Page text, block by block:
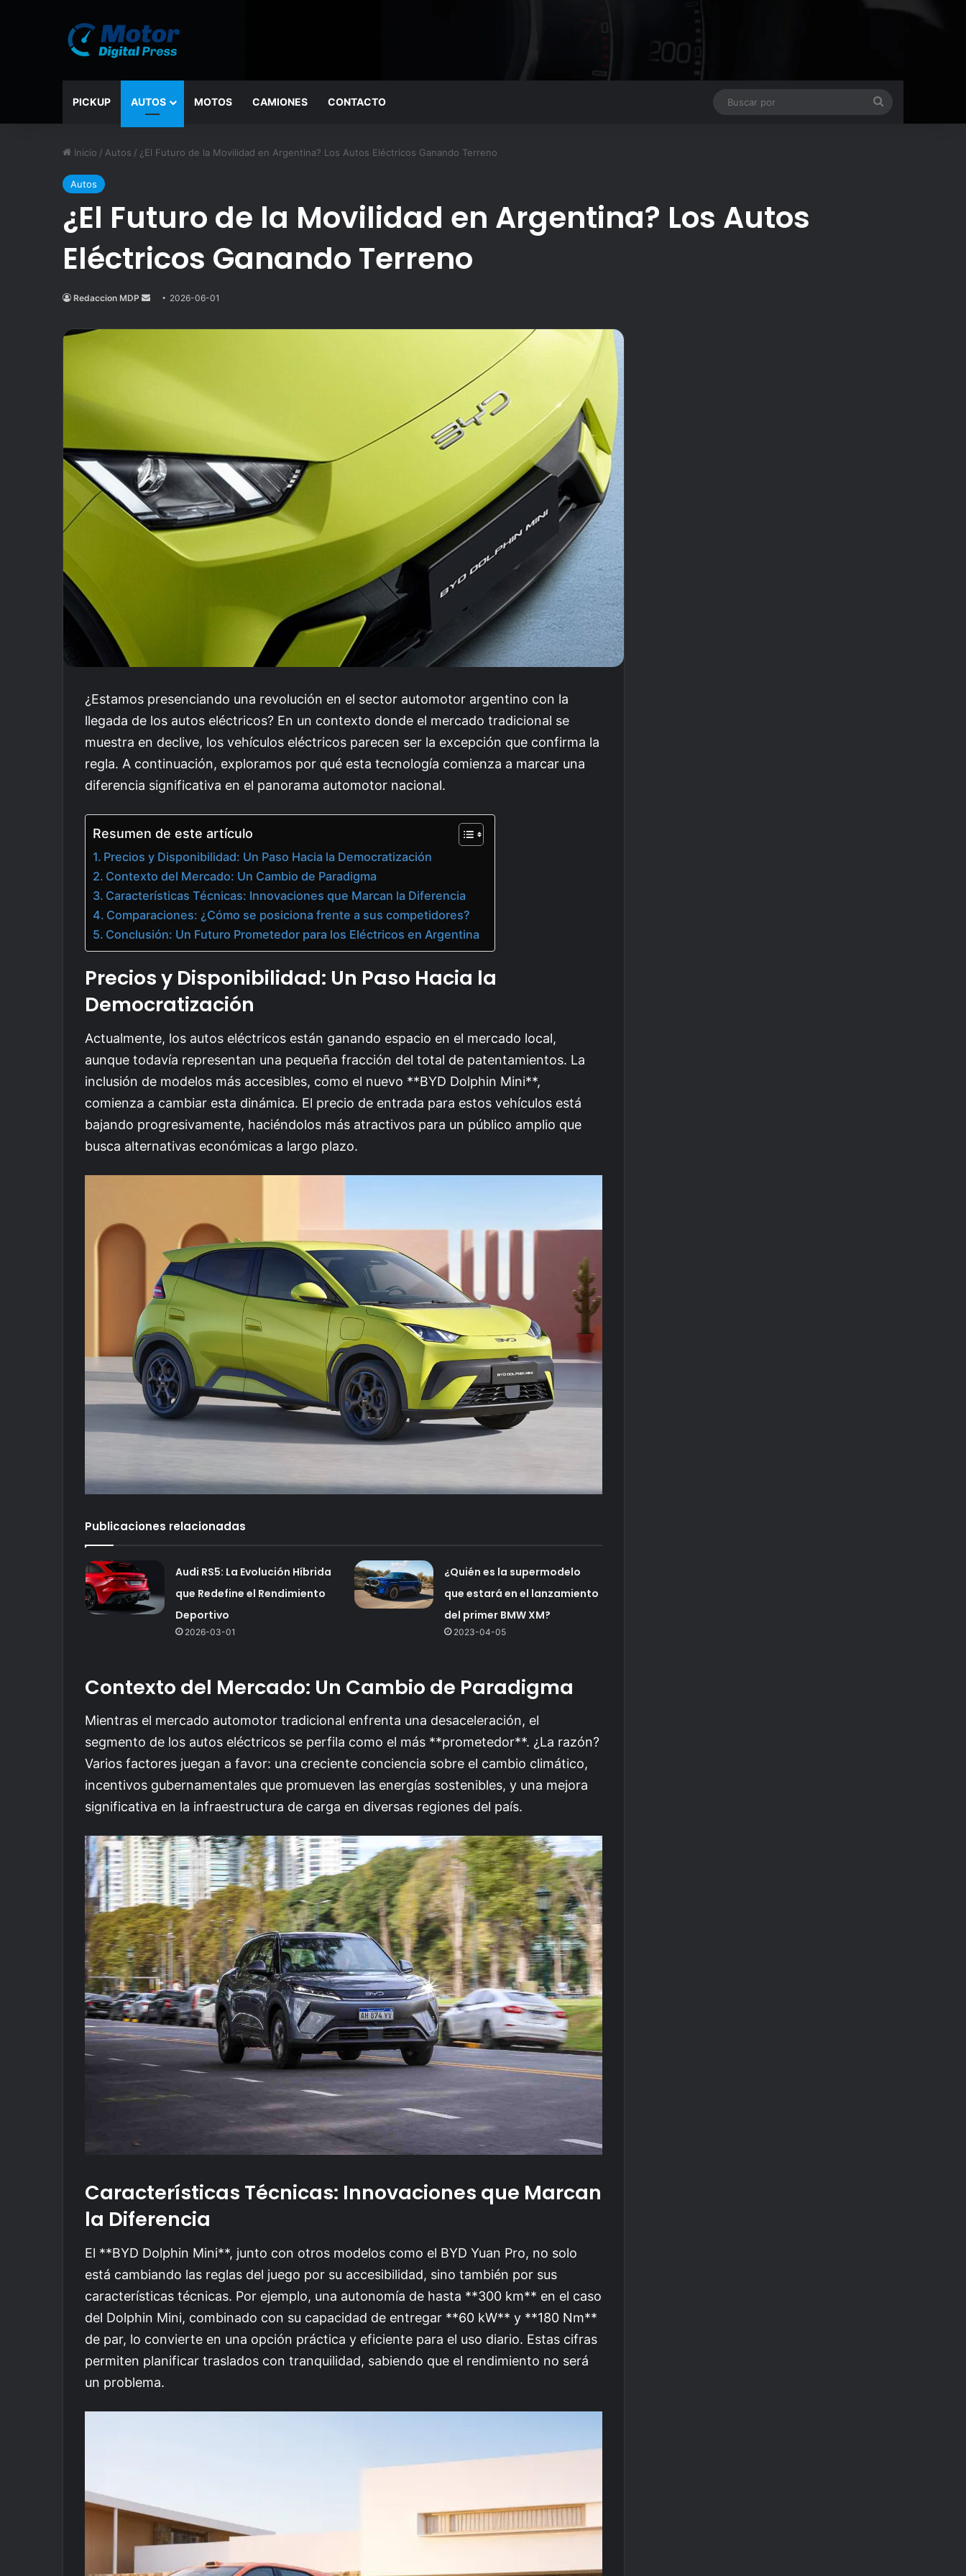
PICKUP AUTOS MOTOS CAMIONES CONTACTO
Inicio / Autos / ¿El Futuro de la Movilidad en Argentina? Los Autos Eléctricos Ganando Terreno
Autos
¿El Futuro de la Movilidad en Argentina? Los Autos
Eléctricos Ganando Terreno
Redaccion MDP
Send
email
2026-06-01
¿Estamos presenciando una revolución en el sector automotor argentino con la
llegada de los autos eléctricos? En un contexto donde el mercado tradicional se
muestra en declive, los vehículos eléctricos parecen ser la excepción que confirma la
regla. A continuación, exploramos por qué esta tecnología comienza a marcar una
diferencia significativa en el panorama automotor nacional.
Resumen de este artículo
Precios y Disponibilidad: Un Paso Hacia la Democratización
Contexto del Mercado: Un Cambio de Paradigma
Características Técnicas: Innovaciones que Marcan la Diferencia
Comparaciones: ¿Cómo se posiciona frente a sus competidores?
Conclusión: Un Futuro Prometedor para los Eléctricos en Argentina
Precios y Disponibilidad: Un Paso Hacia la
Democratización
Actualmente, los autos eléctricos están ganando espacio en el mercado local,
aunque todavía representan una pequeña fracción del total de patentamientos. La
inclusión de modelos más accesibles, como el nuevo **BYD Dolphin Mini**,
comienza a cambiar esta dinámica. El precio de entrada para estos vehículos está
bajando progresivamente, haciéndolos más atractivos para un público amplio que
busca alternativas económicas a largo plazo.
Publicaciones relacionadas
Audi RS5: La Evolución Híbrida
que Redefine el Rendimiento
Deportivo
2026-03-01
¿Quién es la supermodelo
que estará en el lanzamiento
del primer BMW XM?
2023-04-05
Contexto del Mercado: Un Cambio de Paradigma
Mientras el mercado automotor tradicional enfrenta una desaceleración, el
segmento de los autos eléctricos se perfila como el más **prometedor**. ¿La razón?
Varios factores juegan a favor: una creciente conciencia sobre el cambio climático,
incentivos gubernamentales que promueven las energías sostenibles, y una mejora
significativa en la infraestructura de carga en diversas regiones del país.
Características Técnicas: Innovaciones que Marcan
la Diferencia
El **BYD Dolphin Mini**, junto con otros modelos como el BYD Yuan Pro, no solo
está cambiando las reglas del juego por su accesibilidad, sino también por sus
características técnicas. Por ejemplo, una autonomía de hasta **300 km** en el caso
del Dolphin Mini, combinado con su capacidad de entregar **60 kW** y **180 Nm**
de par, lo convierte en una opción práctica y eficiente para el uso diario. Estas cifras
permiten planificar traslados con tranquilidad, sabiendo que el rendimiento no será
un problema.